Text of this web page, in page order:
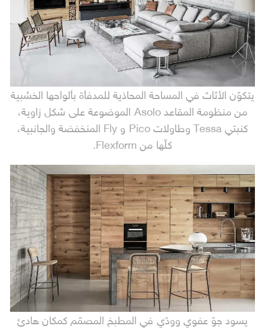
يتكوّن الأثاث في المساحة المحاذية للمدفأة بألواحها الخشبية
من منظومة المقاعد Asolo الموضوعة على شكل زاوية،
كنبتي Tessa وطاولات Pico و Fly المنخفضة والجانبية،
كلّها من Flexform.
يسود جوّ عفوي وودّي في المطبخ المصمّم كمكان هادئ